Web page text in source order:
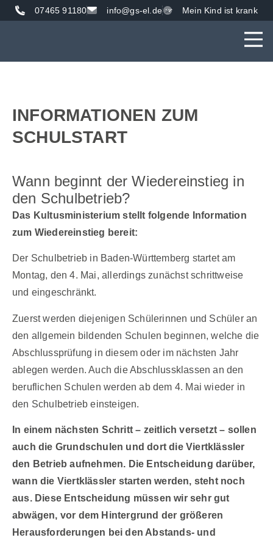
07465 91180 info@gs-el.de Mein Kind ist krank
INFORMATIONEN ZUM
SCHULSTART
Wann beginnt der Wiedereinstieg in
den Schulbetrieb?
Das Kultusministerium stellt folgende Information
zum Wiedereinstieg bereit:
Der Schulbetrieb in Baden-Württemberg startet am
Montag, den 4. Mai, allerdings zunächst schrittweise
und eingeschränkt.
Zuerst werden diejenigen Schülerinnen und Schüler an
den allgemein bildenden Schulen beginnen, welche die
Abschlussprüfung in diesem oder im nächsten Jahr
ablegen werden. Auch die Abschlussklassen an den
beruflichen Schulen werden ab dem 4. Mai wieder in
den Schulbetrieb einsteigen.
In einem nächsten Schritt – zeitlich versetzt – sollen
auch die Grundschulen und dort die Viertklässler
den Betrieb aufnehmen. Die Entscheidung darüber,
wann die Viertklässler starten werden, steht noch
aus. Diese Entscheidung müssen wir sehr gut
abwägen, vor dem Hintergrund der größeren
Herausforderungen bei den Abstands- und